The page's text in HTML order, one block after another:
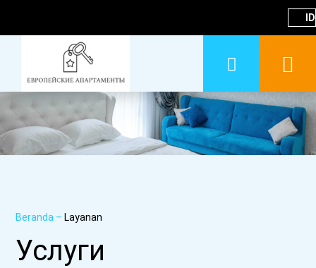
ID
Beranda – Layanan
Услуги